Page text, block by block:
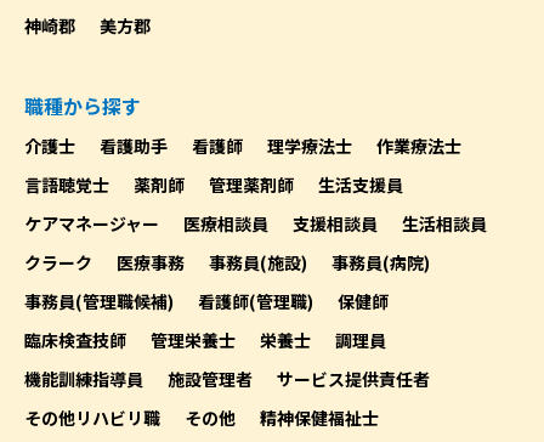
神崎郡
美方郡
職種から探す
介護士 看護助手 看護師 理学療法士
作業療法士
言語聴覚士
薬剤師 管理薬剤師
生活支援員
ケアマネージャー
医療相談員 支援相談員
生活相談員
クラーク
医療事務 事務員(施設)
事務員(病院)
事務員(管理職候補)
看護師(管理職)
保健師
臨床検査技師
管理栄養士 栄養士
調理員
機能訓練指導員
施設管理者
サービス提供責任者
その他リハビリ職
その他 精神保健福祉士